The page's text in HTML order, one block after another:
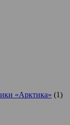
«Арктика» (1)